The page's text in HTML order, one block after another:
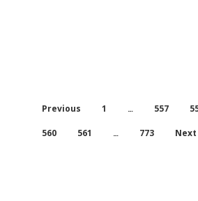
Previous 1 … 557
560 561 … 773 Next